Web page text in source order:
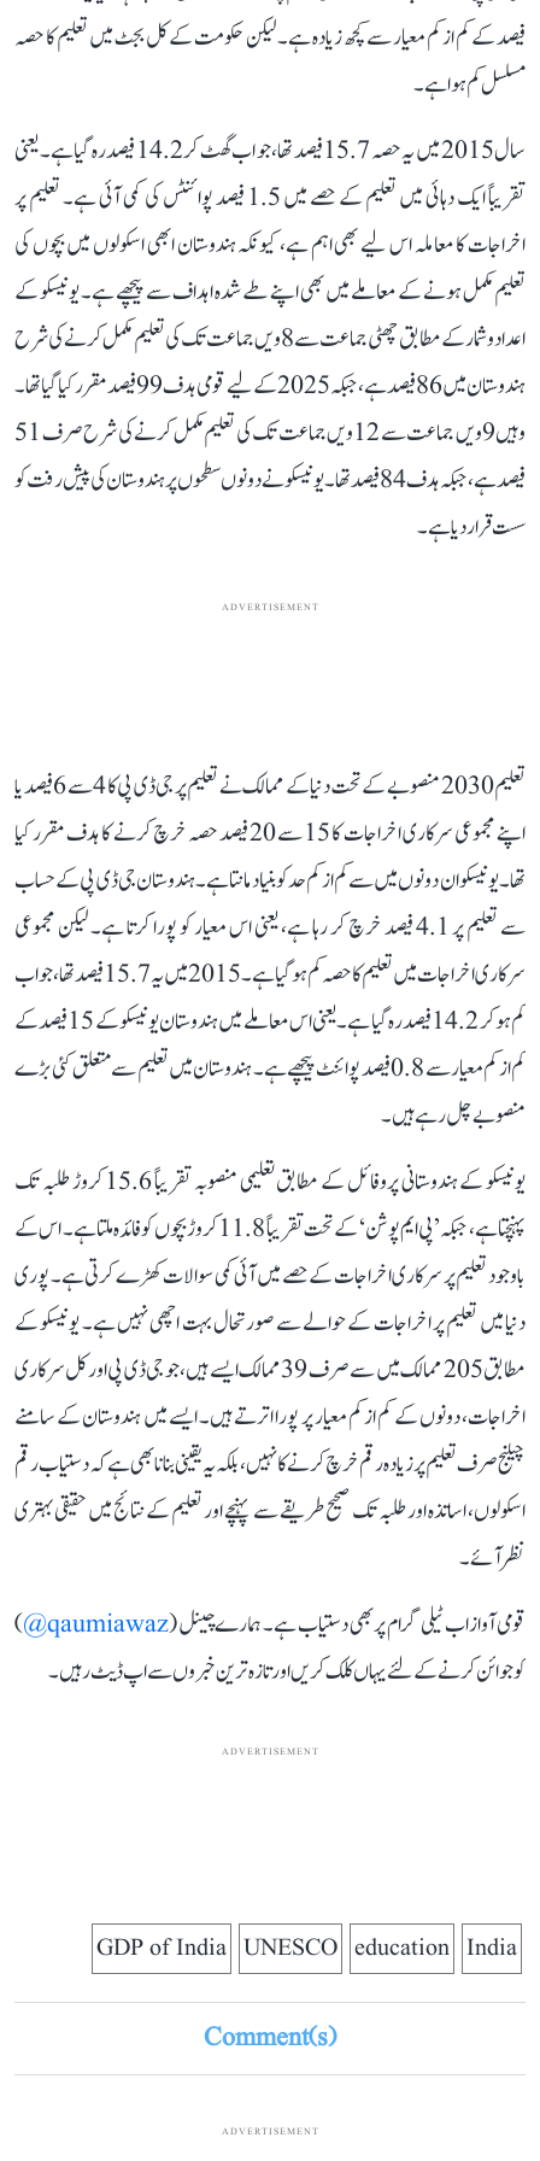
فیصد کے کم از کم معیار سے کچھ زیادہ ہے۔ لیکن حکومت کے کل بجٹ میں تعلیم کا حصہ
مسلسل کم ہوا ہے۔
سال 2015 میں یہ حصہ 15.7 فیصد تھا، جو اب گھٹ کر 14.2 فیصد رہ گیا ہے۔ یعنی
تقریباً ایک دہائی میں تعلیم کے حصے میں 1.5 فیصد پوائنٹس کی کمی آئی ہے۔ تعلیم پر
اخراجات کا معاملہ اس لیے بھی اہم ہے، کیونکہ ہندوستان ابھی اسکولوں میں بچوں کی
تعلیم مکمل ہونے کے معاملے میں بھی اپنے طے شدہ اہداف سے پیچھے ہے۔ یونیسکو کے
اعداد و شمار کے مطابق چھٹی جماعت سے 8ویں جماعت تک کی تعلیم مکمل کرنے کی شرح
ہندوستان میں 86 فیصد ہے، جبکہ 2025 کے لیے قومی ہدف 99 فیصد مقرر کیا گیا تھا۔
وہیں 9ویں جماعت سے 12ویں جماعت تک کی تعلیم مکمل کرنے کی شرح صرف 51
فیصد ہے، جبکہ ہدف 84 فیصد تھا۔ یونیسکو نے دونوں سطحوں پر ہندوستان کی پیش رفت کو
سست قرار دیا ہے۔
ADVERTISEMENT
تعلیم 2030 منصوبے کے تحت دنیا کے ممالک نے تعلیم پر جی ڈی پی کا 4 سے 6 فیصد یا
اپنے مجموعی سرکاری اخراجات کا 15 سے 20 فیصد حصہ خرچ کرنے کا ہدف مقرر کیا
تھا۔ یونیسکو ان دونوں میں سے کم از کم حد کو بنیاد مانتا ہے۔ ہندوستان جی ڈی پی کے حساب
سے تعلیم پر 4.1 فیصد خرچ کر رہا ہے، یعنی اس معیار کو پورا کرتا ہے۔ لیکن مجموعی
سرکاری اخراجات میں تعلیم کا حصہ کم ہو گیا ہے۔ 2015 میں یہ 15.7 فیصد تھا، جو اب
کم ہو کر 14.2 فیصد رہ گیا ہے۔ یعنی اس معاملے میں ہندوستان یونیسکو کے 15 فیصد کے
کم از کم معیار سے 0.8 فیصد پوائنٹ پیچھے ہے۔ ہندوستان میں تعلیم سے متعلق کئی بڑے
منصوبے چل رہے ہیں۔
یونیسکو کے ہندوستانی پروفائل کے مطابق تعلیمی منصوبہ تقریباً 15.6 کروڑ طلبہ تک
پہنچتا ہے، جبکہ ’پی ایم پوشن‘ کے تحت تقریباً 11.8 کروڑ بچوں کو فائدہ ملتا ہے۔ اس کے
باوجود تعلیم پر سرکاری اخراجات کے حصے میں آئی کمی سوالات کھڑے کرتی ہے۔ پوری
دنیا میں تعلیم پر اخراجات کے حوالے سے صورتحال بہت اچھی نہیں ہے۔ یونیسکو کے
مطابق 205 ممالک میں سے صرف 39 ممالک ایسے ہیں، جو جی ڈی پی اور کل سرکاری
اخراجات، دونوں کے کم از کم معیار پر پورا اترتے ہیں۔ ایسے میں ہندوستان کے سامنے
چیلنج صرف تعلیم پر زیادہ رقم خرچ کرنے کا نہیں، بلکہ یہ یقینی بنانا بھی ہے کہ دستیاب رقم
اسکولوں، اساتذہ اور طلبہ تک صحیح طریقے سے پہنچے اور تعلیم کے نتائج میں حقیقی بہتری
نظر آئے۔
قومی آواز اب ٹیلی گرام پر بھی دستیاب ہے۔ ہمارے چینل (qaumiawaz@
)
کو جوائن کرنے کے لئے یہاں کلک کریں اور تازہ ترین خبروں سے اپ ڈیٹ رہیں۔
ADVERTISEMENT
India
education
UNESCO
GDP of India
Comment(s)
ADVERTISEMENT